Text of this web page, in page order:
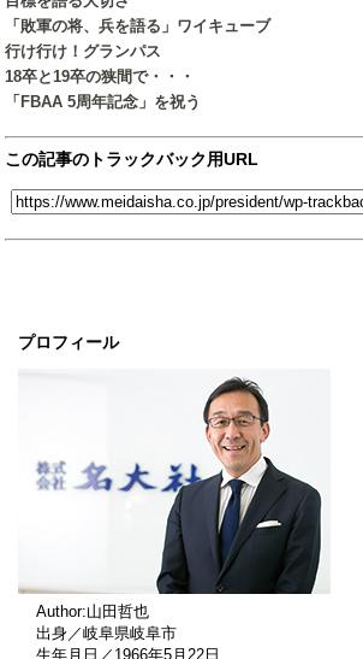
プロフィール
Author:山田哲也
出身／岐阜県岐阜市
生年月日／1966年5月22日
「敗軍の将、兵を語る」ワイキューブ
行け行け！グランパス
18卒と19卒の狭間で・・・
「FBAA 5周年記念」を祝う
この記事のトラックバック用URL